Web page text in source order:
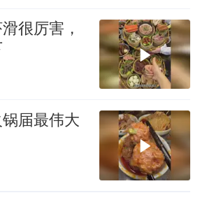
很厉害，
届最伟大